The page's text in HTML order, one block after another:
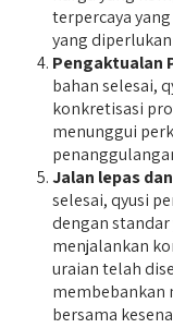
terpercaya
yang diperlukan
Pengaktualan
bahan selesai,
konkretisasi
menunggui
Jalan lepas
selesai, qyusi
dengan
menjalankan
uraian telah
membebankan
bersama